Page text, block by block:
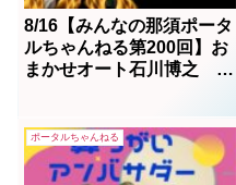
8/16【みんなの那須ポータ
ルちゃんねる第200回】お
まかせオート石川博之
ポータルちゃんねる